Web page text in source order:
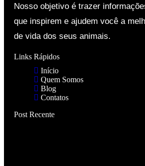
Nosso objetivo é trazer
que inspirem e ajudem você a
de vida dos seus animais.
Links Rápidos
Início
Quem Somos
Blog
Contatos
Post Recente